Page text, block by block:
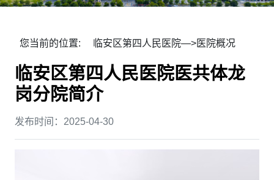
您当前的位置: 临安区第四人民医院—>医院概况
临安区第四人民医院医共体龙
岗分院简介
发布时间：2025-04-30